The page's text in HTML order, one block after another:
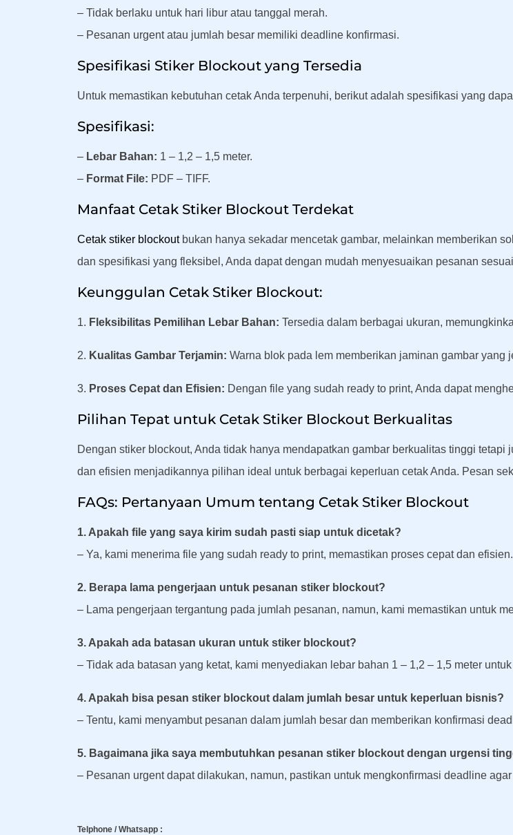
– Tidak berlaku untuk hari libur atau tanggal merah.
– Pesanan urgent atau jumlah besar memiliki deadline konfirmasi.
Spesifikasi Stiker Blockout yang Tersedia
Untuk memastikan kebutuhan cetak Anda terpenuhi, berikut adalah spesifikasi yang
Spesifikasi:
– Lebar Bahan: 1 – 1,2 – 1,5 meter.
– Format File: PDF – TIFF.
Manfaat Cetak Stiker Blockout Terdekat
Cetak stiker blockoutbukan hanya sekadar mencetak gambar, melainkan memberikan
dan spesifikasi yang fleksibel, Anda dapat dengan mudah menyesuaikan pesanan
Keunggulan Cetak Stiker Blockout:
1. Fleksibilitas Pemilihan Lebar Bahan: Tersedia dalam berbagai ukuran,
2. Kualitas Gambar Terjamin: Warna blok pada lem memberikan jaminan gambar yang
3. Proses Cepat dan Efisien: Dengan file yang sudah ready to print, Anda dapat
Pilihan Tepat untuk Cetak Stiker Blockout Berkualitas
Dengan stiker blockout, Anda tidak hanya mendapatkan gambar berkualitas tinggi
dan efisien menjadikannya pilihan ideal untuk berbagai keperluan cetak Anda. Pesan
FAQs: Pertanyaan Umum tentang Cetak Stiker Blockout
1. Apakah file yang saya kirim sudah pasti siap untuk dicetak?
– Ya, kami menerima file yang sudah ready to print, memastikan proses cepat dan efisien.
2. Berapa lama pengerjaan untuk pesanan stiker blockout?
– Lama pengerjaan tergantung pada jumlah pesanan, namun, kami memastikan untuk
3. Apakah ada batasan ukuran untuk stiker blockout?
– Tidak ada batasan yang ketat, kami menyediakan lebar bahan 1 – 1,2 – 1,5 meter
4. Apakah bisa pesan stiker blockout dalam jumlah besar untuk keperluan bisnis?
– Tentu, kami menyambut pesanan dalam jumlah besar dan memberikan konfirmasi
5. Bagaimana jika saya membutuhkan pesanan stiker blockout dengan urgensi
– Pesanan urgent dapat dilakukan, namun, pastikan untuk mengkonfirmasi deadline
Telphone / Whatsapp :